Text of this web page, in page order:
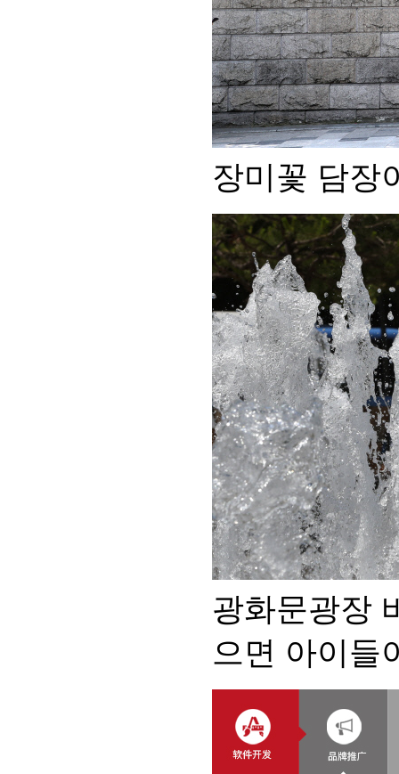
장미꽃 담장
광화문광장
으면 아이들